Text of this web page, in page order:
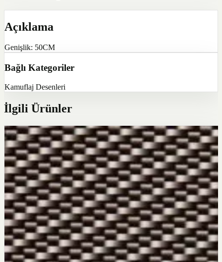
Açıklama
Genişlik: 50CM
Bağlı Kategoriler
Kamuflaj Desenleri
İlgili Ürünler